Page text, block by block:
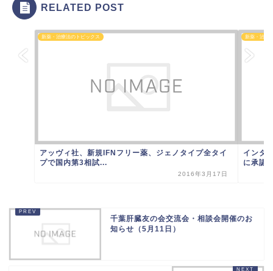
RELATED POST
新薬・治療法のトピックス
アッヴィ社、新規IFNフリー薬、ジェノタイプ全タイ
プで国内第3相試...
2016年3月17日
新薬・治療
インタ
に承認
千葉肝臓友の会交流会・相談会開催のお
知らせ（5月11日）